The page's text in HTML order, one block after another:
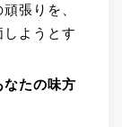
張りを、
ようとす
なたの味方